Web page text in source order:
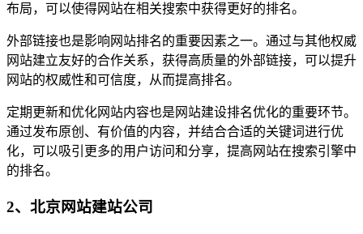
布局，可以使得网站在相关搜索中获得更好的排名。
外部链接也是影响网站排名的重要因素之一。通过与其他权威
网站建立友好的合作关系，获得高质量的外部链接，可以提升
网站的权威性和可信度，从而提高排名。
定期更新和优化网站内容也是网站建设排名优化的重要环节。
通过发布原创、有价值的内容，并结合合适的关键词进行优
化，可以吸引更多的用户访问和分享，提高网站在搜索引擎中
的排名。
2、北京网站建站公司